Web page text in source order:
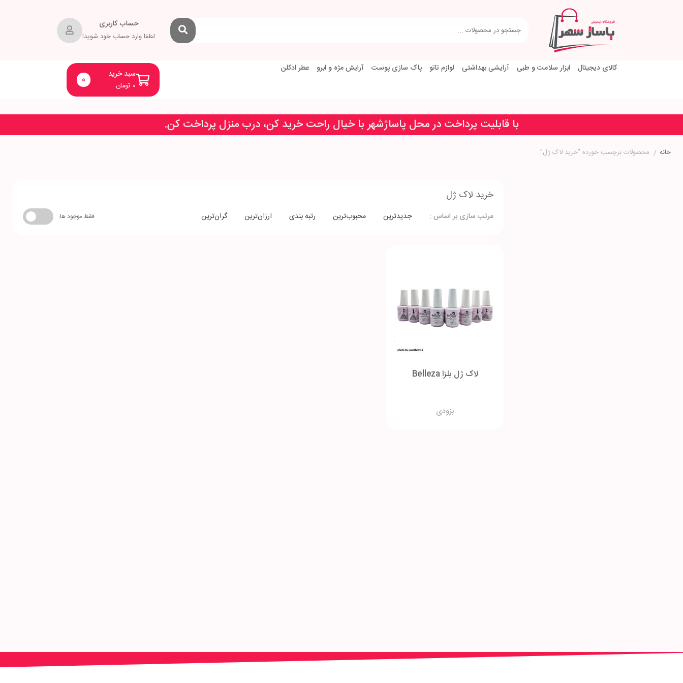
حساب کاربری
لطفا وارد حساب خود شوید!
کالای دیجیتال ابزار سلامت و طبی آرایشی بهداشتی لوازم تاتو پاک سازی پوست آرایش مژه و ابرو عطر ادکلن سبد خرید
تومان ۰ 0
با قابلیت پرداخت در محل پاساژشهر با خیال راحت خرید کن، درب منزل پرداخت کن.
خانه / محصولات برچسب خورده “خرید لاک ژل”
خرید لاک ژل
مرتب سازی بر اساس : جدیدترین محبوب‌ترین رتبه بندی ارزان‌ترین گران‌ترین فقط موجود ها:
لاک ژل بلزا Belleza
بزودی